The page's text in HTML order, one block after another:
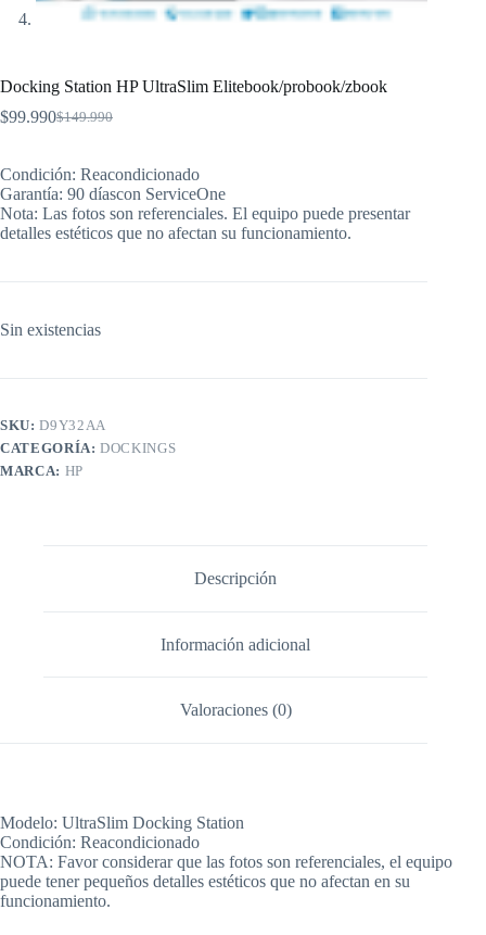
Docking Station HP UltraSlim Elitebook/probook/zbook
$149.990
El
original
era:
$149.990.
$99.990El
actual
es:
$99.990.
Condición: Reacondicionado
Garantía: 90 díascon ServiceOne
Nota: Las fotos son referenciales. El equipo puede presentar
detalles estéticos que no afectan su funcionamiento.
Sin existencias
SKU:D9Y32AA
CATEGORÍA:DOCKINGS
MARCA: HP
Descripción
Información adicional
Valoraciones (0)
Modelo: UltraSlim Docking Station
Condición: Reacondicionado
NOTA: Favor considerar que las fotos son referenciales, el equipo
puede tener pequeños detalles estéticos que no afectan en su
funcionamiento.